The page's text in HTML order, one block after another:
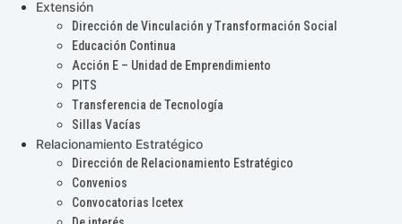
Extensión
Dirección de Vinculación y Transformación Social
Educación Continua
Acción E – Unidad de Emprendimiento
PITS
Transferencia de Tecnología
Sillas Vacías
Relacionamiento Estratégico
Dirección de Relacionamiento Estratégico
Convenios
Convocatorias Icetex